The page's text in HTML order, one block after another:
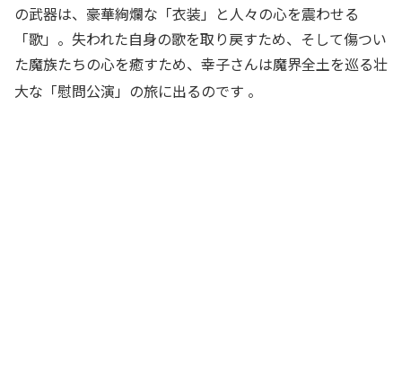
の武器は、豪華絢爛な「衣装」と人々の心を震わせる
「歌」。失われた自身の歌を取り戻すため、そして傷つい
た魔族たちの心を癒すため、幸子さんは魔界全土を巡る壮
大な「慰問公演」の旅に出るのです 。